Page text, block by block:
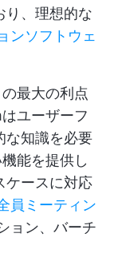
り、理想的な
ンソフトウェ
の最大の利点
ユーザーフ
な知識を必要
能を提供し
ケースに対応
員ミーティン
ョン、バーチ